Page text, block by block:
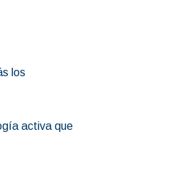
los
activa que